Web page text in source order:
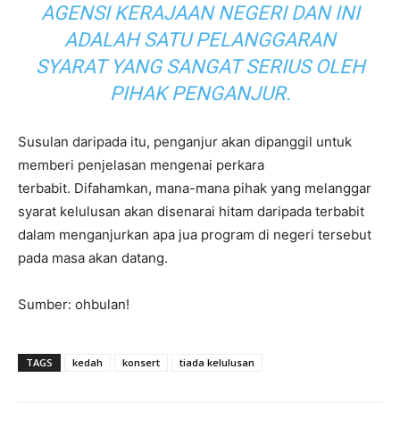
AGENSI KERAJAAN NEGERI DAN INI
ADALAH SATU PELANGGARAN
SYARAT YANG SANGAT SERIUS OLEH
PIHAK PENGANJUR.
Susulan daripada itu, penganjur akan dipanggil untuk
memberi penjelasan mengenai perkara
terbabit. Difahamkan, mana-mana pihak yang melanggar
syarat kelulusan akan disenarai hitam daripada terbabit
dalam menganjurkan apa jua program di negeri tersebut
pada masa akan datang.
Sumber: ohbulan!
TAGS kedah konsert tiada kelulusan